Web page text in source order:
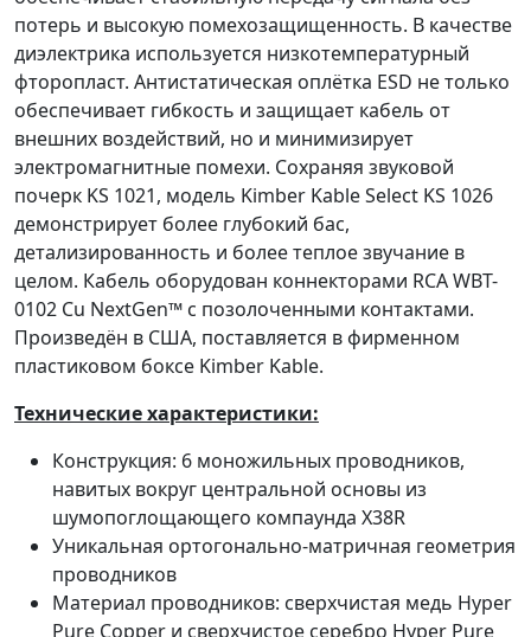
потерь и высокую помехозащищенность. В качестве
диэлектрика используется низкотемпературный
фторопласт. Антистатическая оплётка ESD не только
обеспечивает гибкость и защищает кабель от
внешних воздействий, но и минимизирует
электромагнитные помехи. Сохраняя звуковой
почерк KS 1021, модель Kimber Kable Select KS 1026
демонстрирует более глубокий бас,
детализированность и более теплое звучание в
целом. Кабель оборудован коннекторами RCA WBT-
0102 Cu NextGen™ с позолоченными контактами.
Произведён в США, поставляется в фирменном
пластиковом боксе Kimber Kable.
Технические характеристики:
Конструкция: 6 моножильных проводников,
навитых вокруг центральной основы из
шумопоглощающего компаунда X38R
Уникальная ортогонально-матричная геометрия
проводников
Материал проводников: сверхчистая медь Hyper
Pure Copper и сверхчистое серебро Hyper Pure